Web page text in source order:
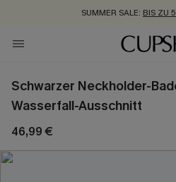
SUMMER SALE: BIS ZU
ZUM NEWSLETTER:BIS ZU -
KOSTENLOSER
Schwarzer Neckholder-
Wasserfall-Ausschnitt
46,99 €